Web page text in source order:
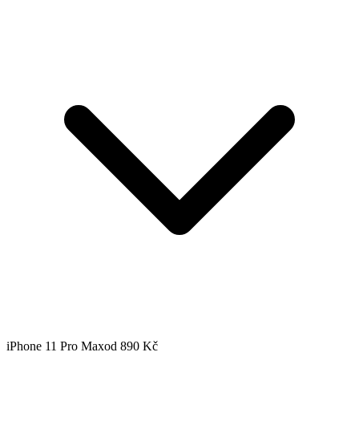
iPhone 11 Pro Maxod 890 Kč